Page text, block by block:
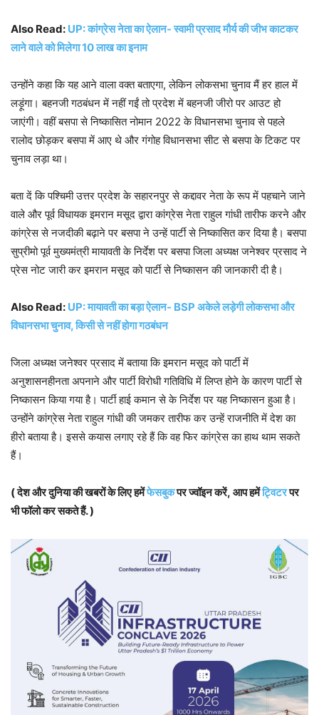
Also Read: UP: कांग्रेस नेता का ऐलान- स्वामी प्रसाद मौर्य की जीभ काटकर
लाने वाले को मिलेगा 10 लाख का इनाम
उन्होंने कहा कि यह आने वाला वक्त बताएगा, लेकिन लोकसभा चुनाव मैं हर हाल में
लड़ूंगा। बहनजी गठबंधन में नहीं गईं तो प्रदेश में बहनजी जीरो पर आउट हो
जाएंगी। वहीं बसपा से निष्कासित नोमान 2022 के विधानसभा चुनाव से पहले
रालोद छोड़कर बसपा में आए थे और गंगोह विधानसभा सीट से बसपा के टिकट पर
चुनाव लड़ा था।
बता दें कि पश्चिमी उत्तर प्रदेश के सहारनपुर से कद्दावर नेता के रूप में पहचाने जाने
वाले और पूर्व विधायक इमरान मसूद द्वारा कांग्रेस नेता राहुल गांधी तारीफ करने और
कांग्रेस से नजदीकी बढ़ाने पर बसपा ने उन्हें पार्टी से निष्कासित कर दिया है। बसपा
सुप्रीमो पूर्व मुख्यमंत्री मायावती के निर्देश पर बसपा जिला अध्यक्ष जनेश्वर प्रसाद ने
प्रेस नोट जारी कर इमरान मसूद को पार्टी से निष्कासन की जानकारी दी है।
Also Read: UP: मायावती का बड़ा ऐलान- BSP अकेले लड़ेगी लोकसभा और
विधानसभा चुनाव, किसी से नहीं होगा गठबंधन
जिला अध्यक्ष जनेश्वर प्रसाद में बताया कि इमरान मसूद को पार्टी में
अनुशासनहीनता अपनाने और पार्टी विरोधी गतिविधि में लिप्त होने के कारण पार्टी से
निष्कासन किया गया है। पार्टी हाई कमान से के निर्देश पर यह निष्कासन हुआ है।
उन्होंने कांग्रेस नेता राहुल गांधी की जमकर तारीफ कर उन्हें राजनीति में देश का
हीरो बताया है। इससे कयास लगाए रहे हैं कि वह फिर कांग्रेस का हाथ थाम सकते
हैं।
( देश और दुनिया की खबरों के लिए हमेंफेसबुकपर ज्वॉइन करें, आप हमेंट्विटरपर
भी फॉलो कर सकते हैं. )